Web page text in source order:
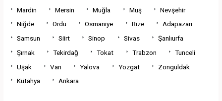
Mardin
Mersin Muğla Muş
Nevşehir
Niğde
Ordu Osmaniye Rize
Adapazarı
Samsun
Siirt Sinop Sivas
Şanlıurfa
Şırnak
Tekirdağ Tokat Trabzon
Tunceli
Uşak
Van Yalova Yozgat
Zonguldak
Kütahya
Ankara